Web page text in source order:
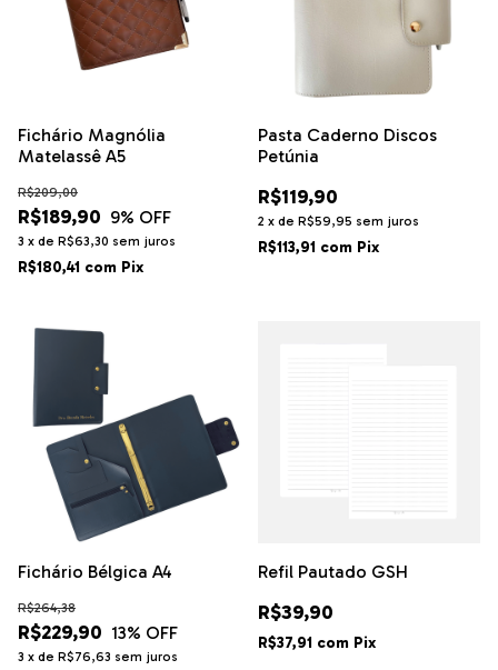
Fichário Magnólia
Matelassê A5
R$189,90
R$209,00
9% OFF
3 x de R$63,30 sem juros
R$180,41 com Pix
Pasta Caderno Discos
Petúnia
R$119,90
2 x de R$59,95 sem juros
R$113,91 com Pix
Fichário Bélgica A4
R$229,90
R$264,38
13% OFF
3 x de R$76,63 sem juros
Refil Pautado GSH
R$39,90
R$37,91 com Pix